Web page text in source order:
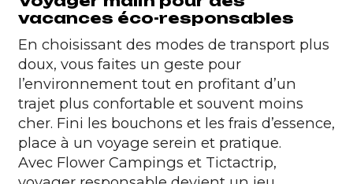
vacances éco-responsables
En choisissant des modes de transport plus
doux, vous faites un geste pour
l’environnement tout en profitant d’un
trajet plus confortable et souvent moins
cher. Fini les bouchons et les frais d’essence,
place à un voyage serein et pratique.
Avec Flower Campings et Tictactrip,